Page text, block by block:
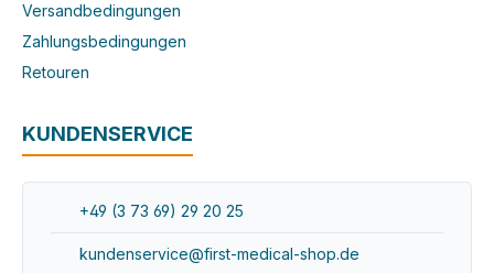
Versandbedingungen
Zahlungsbedingungen
Retouren
KUNDENSERVICE
+49 (3 73 69) 29 20 25
kundenservice@first-medical-shop.de